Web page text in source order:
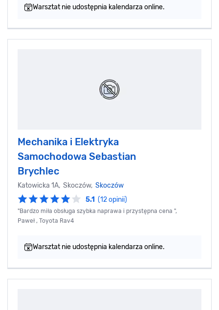
Warsztat nie udostępnia kalendarza online.
Mechanika i Elektryka
Samochodowa Sebastian
Brychlec
Katowicka 1A, Skoczów, Skoczów
5.1 (12 opinii)
"Bardzo miła obsługa szybka naprawa i przystępna cena ",
Paweł , Toyota Rav4
Warsztat nie udostępnia kalendarza online.